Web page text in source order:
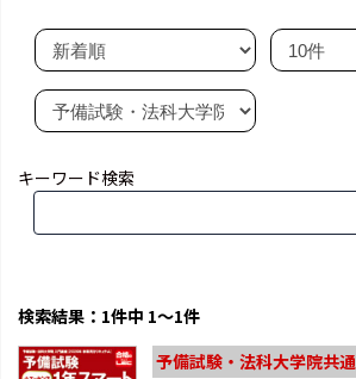
キーワード検索
検索結果：1件中 1～1件
予備試験・法科大学院共通